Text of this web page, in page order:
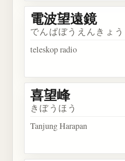
電波望遠鏡
でんぱぼうえんきょう
teleskop radio
喜望峰
きぼうほう
Tanjung Harapan